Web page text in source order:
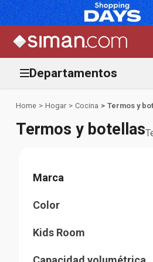
Departamentos
Hogar Cocina Termos y
Termos y botellas
ASOBU
Legami
Color
Azul/Negro
Kids Room